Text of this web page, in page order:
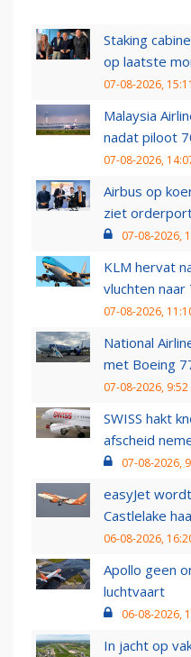
Staking
op laatste
07-08-2026, 15:11
Malaysia
nadat piloot
07-08-2026,
Airbus op
ziet
07-08-2026,
KLM hervat
vluchten naar
07-08-2026,
National
met Boeing
07-08-2026, 9:52
SWISS hakt
afscheid
07-08-2026,
easyJet
Castlelake
06-08-2026,
Apollo geen
luchtvaart
06-08-2026,
In jacht op